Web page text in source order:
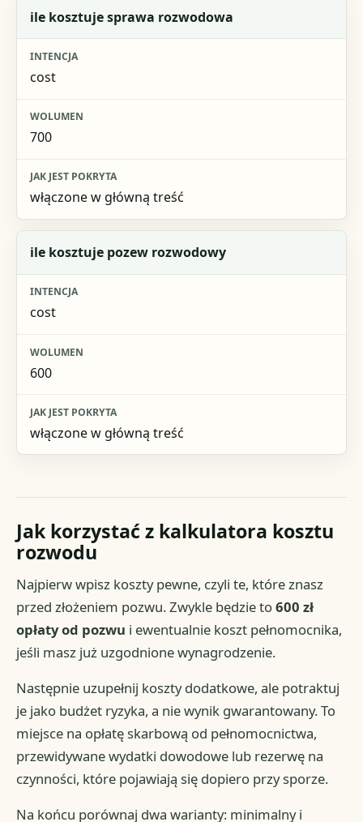
ile kosztuje sprawa rozwodowa
cost
700
włączone w główną treść
ile kosztuje pozew rozwodowy
cost
600
włączone w główną treść
Jak korzystać z kalkulatora kosztu
rozwodu
Najpierw wpisz koszty pewne, czyli te, które znasz
przed złożeniem pozwu. Zwykle będzie to600 zł
opłaty od pozwu i ewentualnie koszt pełnomocnika,
jeśli masz już uzgodnione wynagrodzenie.
Następnie uzupełnij koszty dodatkowe, ale potraktuj
je jako budżet ryzyka, a nie wynik gwarantowany. To
miejsce na opłatę skarbową od pełnomocnictwa,
przewidywane wydatki dowodowe lub rezerwę na
czynności, które pojawiają się dopiero przy sporze.
Na końcu porównaj dwa warianty: minimalny i